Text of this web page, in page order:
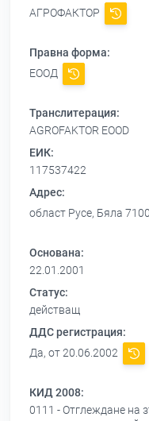
АГРОФАКТОР
Правна форма:
ЕООД
Транслитерация:
AGROFAKTOR EOOD
ЕИК:
117537422
Адрес:
област Русе, Бяла
Основана:
22.01.2001
Статус:
действащ
ДДС регистрация:
Да, от 20.06.2002
КИД 2008:
0111 - Отглеждане на